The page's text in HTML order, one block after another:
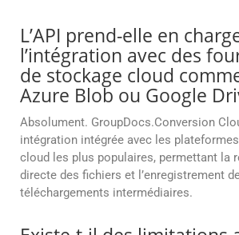
L’API prend-elle en
l’intégration avec des
de stockage cloud
Azure Blob ou Google
Absolument. GroupDocs.Conversion
intégration intégrée avec les
cloud les plus populaires, permettant la
directe des fichiers et l’enregistrement
téléchargements intermédiaires.